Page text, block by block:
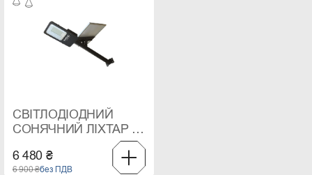
СВІТЛОДІОДНИЙ
СОНЯЧНИЙ ЛІХТАР V-
TAC НА 50 ВТ, 6000 К
6 480 ₴
6 900 ₴без ПДВ